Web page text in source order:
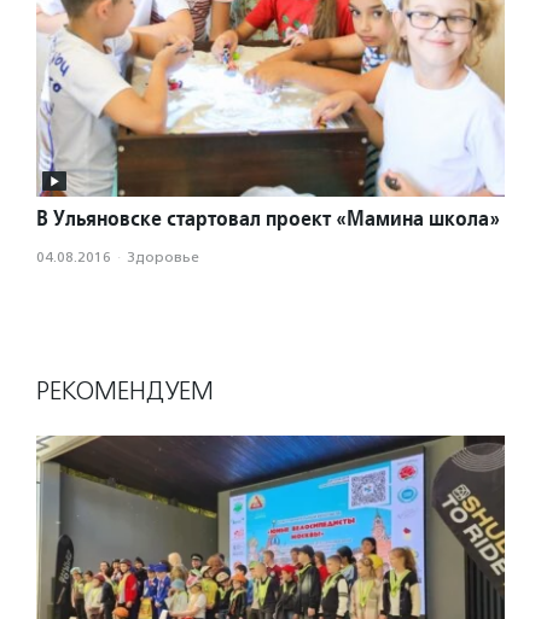
В Ульяновске стартовал проект «Мамина школа»
04.08.2016 · Здоровье
РЕКОМЕНДУЕМ